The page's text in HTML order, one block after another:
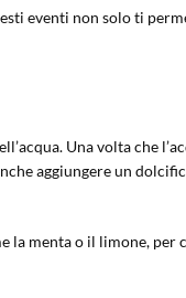
eventi non solo ti
Una volta che
aggiungere un
la menta o il limone, per